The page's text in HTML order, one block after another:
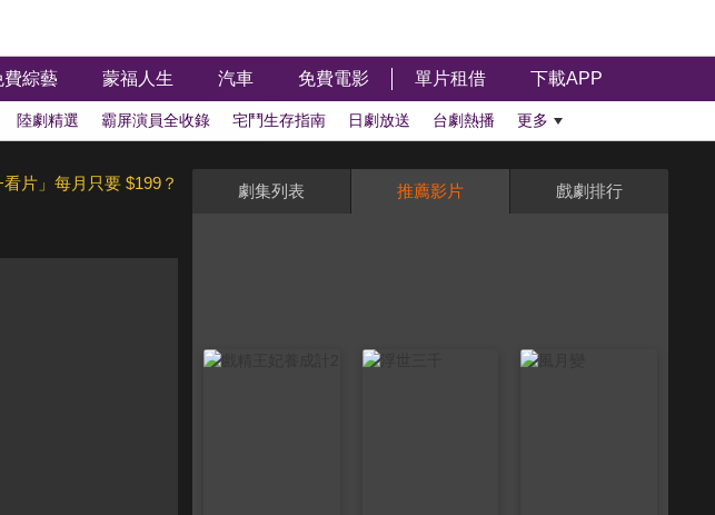
費綜藝 蒙福人生 汽車 免費電影 單片租借 下載APP
陸劇精選 霸屏演員全收錄 宅鬥生存指南 日劇放送 台劇熱播 更多
看片」每月只要 $199？ 劇集列表 推薦影片 戲劇排行